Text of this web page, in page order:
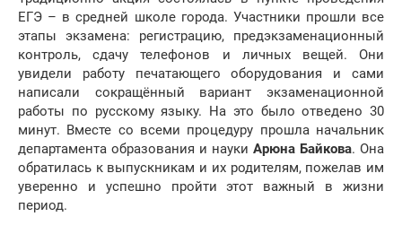
ЕГЭ – в средней школе города. Участники прошли все
этапы экзамена: регистрацию, предэкзаменационный
контроль, сдачу телефонов и личных вещей. Они
увидели работу печатающего оборудования и сами
написали сокращённый вариант экзаменационной
работы по русскому языку. На это было отведено 30
минут. Вместе со всеми процедуру прошла начальник
департамента образования и науки Арюна Байкова. Она
обратилась к выпускникам и их родителям, пожелав им
уверенно и успешно пройти этот важный в жизни
период.